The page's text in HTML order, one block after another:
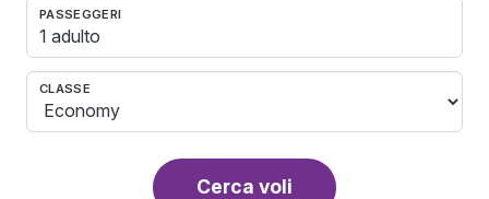
PASSEGGERI
1 adulto
CLASSE
Cerca voli